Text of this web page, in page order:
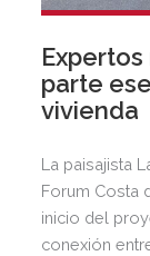
parte
vivienda
La paisajista
Forum Costa
inicio del
conexión